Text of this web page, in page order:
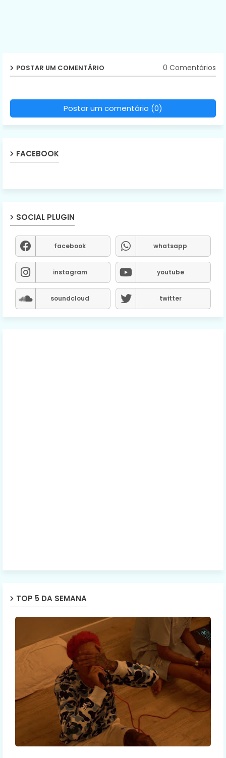
POSTAR UM COMENTÁRIO 0 Comentários
Postar um comentário (0)
FACEBOOK
SOCIAL PLUGIN
facebook whatsapp
instagram youtube
soundcloud twitter
TOP 5 DA SEMANA